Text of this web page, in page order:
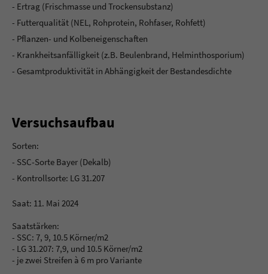
About us
Lorem ipsum dolor sit amet, consectetuer adipiscing elit.
Aenean commodo ligula eget dolor. Aenean massa. Cum
- Ertrag (Frischmasse und Trockensubstanz)
- Futterqualität (NEL, Rohprotein, Rohfaser, Rohfett)
- Pflanzen- und Kolbeneigenschaften
- Krankheitsanfälligkeit (z.B. Beulenbrand, Helminthosporium)
- Gesamtproduktivität in Abhängigkeit der Bestandesdichte
Versuchsaufbau
Sorten:
- SSC-Sorte Bayer (Dekalb)
- Kontrollsorte: LG 31.207
Saat: 11. Mai 2024
Saatstärken:
- SSC: 7, 9, 10.5 Körner/m2
- LG 31.207: 7,9, und 10.5 Körner/m2
- je zwei Streifen à 6 m pro Variante